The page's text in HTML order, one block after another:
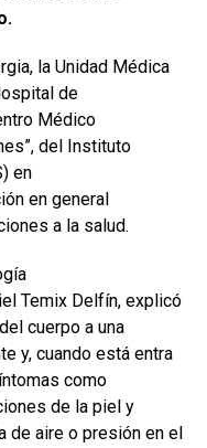
.
la Unidad Médica
de
Médico
del Instituto
en
en general
a la salud.
Temix Delfín, explicó
cuerpo a una
y, cuando está entra
como
de la piel y
aire o presión en el